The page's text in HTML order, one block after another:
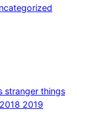
stranger things
2019